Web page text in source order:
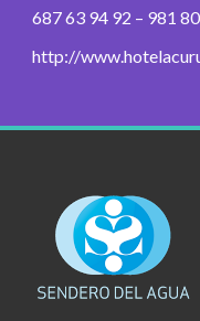
687 63 94 92 – 981
http://